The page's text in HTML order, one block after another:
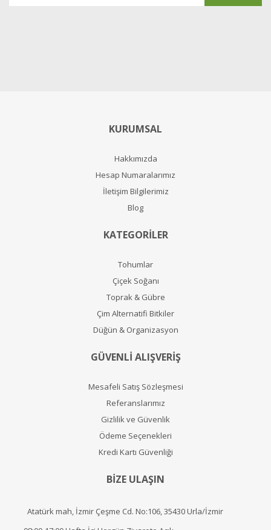
KURUMSAL
Hakkımızda
Hesap Numaralarımız
İletişim Bilgilerimiz
Blog
KATEGORİLER
Tohumlar
Çiçek Soğanı
Toprak & Gübre
Çim Alternatifi Bitkiler
Düğün & Organizasyon
GÜVENLİ ALIŞVERİŞ
Mesafeli Satış Sözleşmesi
Referanslarımız
Gizlilik ve Güvenlik
Ödeme Seçenekleri
Kredi Kartı Güvenliği
BİZE ULAŞIN
Atatürk mah, İzmir Çeşme Cd. No:106, 35430 Urla/İzmir